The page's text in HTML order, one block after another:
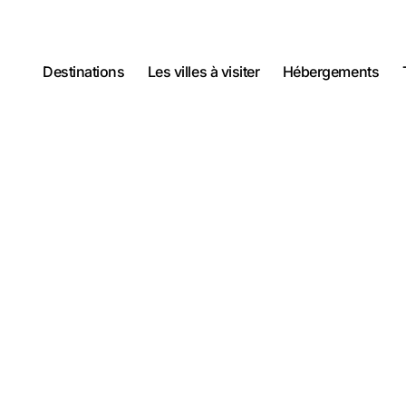
Destinations
Les villes à visiter Hébergements